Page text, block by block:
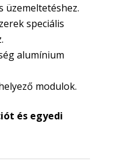
üzemeltetéshez.
speciális
alumínium
modulok.
és egyedi